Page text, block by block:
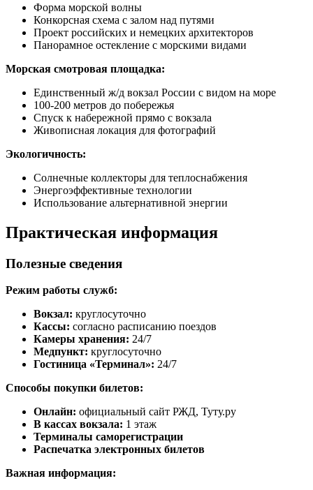
Форма морской волны
Конкорсная схема с залом над путями
Проект российских и немецких архитекторов
Панорамное остекление с морскими видами
Морская смотровая площадка:
Единственный ж/д вокзал России с видом на море
100-200 метров до побережья
Спуск к набережной прямо с вокзала
Живописная локация для фотографий
Экологичность:
Солнечные коллекторы для теплоснабжения
Энергоэффективные технологии
Использование альтернативной энергии
Практическая информация
Полезные сведения
Режим работы служб:
Вокзал: круглосуточно
Кассы: согласно расписанию поездов
Камеры хранения: 24/7
Медпункт: круглосуточно
Гостиница «Терминал»: 24/7
Способы покупки билетов:
Онлайн: официальный сайт РЖД, Туту.ру
В кассах вокзала: 1 этаж
Терминалы саморегистрации
Распечатка электронных билетов
Важная информация: